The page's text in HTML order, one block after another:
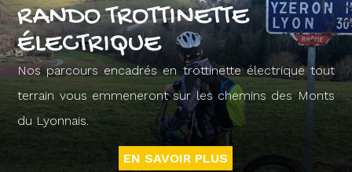
RANDO TROTTINETTE
ÉLECTRIQUE
Nos parcours encadrés en trottinette électrique tout
terrain vous emmeneront sur les chemins des Monts
du Lyonnais.
EN SAVOIR PLUS